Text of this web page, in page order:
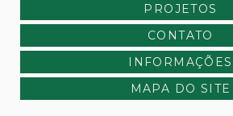
PROJETOS
CONTATO
INFORMAÇÕES
MAPA DO SITE